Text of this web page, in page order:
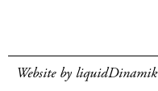
Website by liquidDinamik